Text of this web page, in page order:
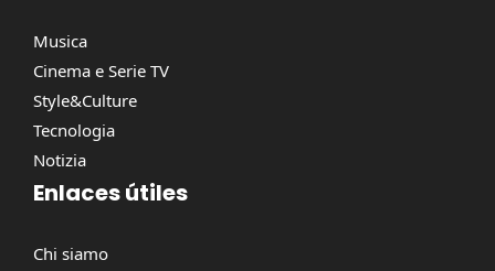
Musica
Cinema e Serie TV
Style&Culture
Tecnologia
Notizia
Enlaces útiles
Chi siamo